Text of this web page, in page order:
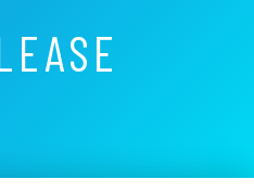
EASE